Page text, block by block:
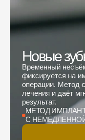
Новые
Временный
фиксируется на
операции. Метод
лечения и даёт
результат.
МЕТОД
С